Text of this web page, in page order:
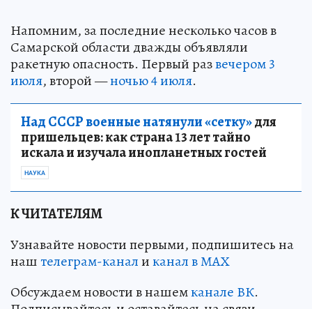
Напомним, за последние несколько часов в
Самарской области дважды объявляли
ракетную опасность. Первый развечером 3
июля, второй —ночью 4 июля.
Над СССР военные натянули «сетку»для
пришельцев: как страна 13 лет тайно
искала и изучала инопланетных гостей
НАУКА
К ЧИТАТЕЛЯМ
Узнавайте новости первыми, подпишитесь на
наштелеграм-каналиканал в МАХ
Обсуждаем новости в нашемканале ВК.